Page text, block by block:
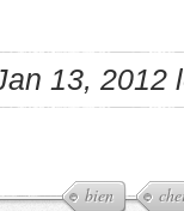
13, 2012
bien